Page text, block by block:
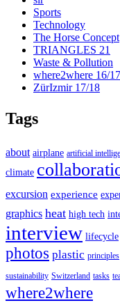
Sports
Technology
The Horse Concept
TRIANGLES 21
Waste & Pollution
where2where 16/17
ZürIzmir 17/18
Tags
about airplane artificial
climate
excursion experience
graphics heat high tech
interview lifecycle
photos plastic principles
sustainability Switzerland tasks
where2where